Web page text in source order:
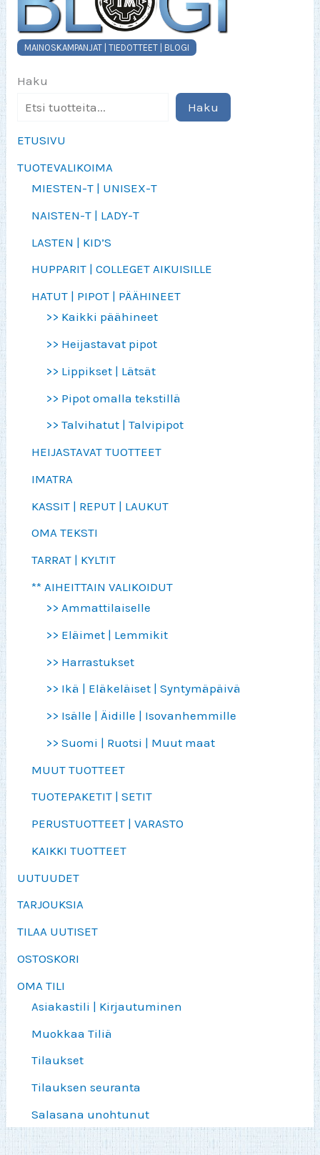
MAINOSKAMPANJAT | TIEDOTTEET | BLOGI
Haku
Haku
ETUSIVU
TUOTEVALIKOIMA
MIESTEN-T | UNISEX-T
NAISTEN-T | LADY-T
LASTEN | KID’S
HUPPARIT | COLLEGET AIKUISILLE
HATUT | PIPOT | PÄÄHINEET
>> Kaikki päähineet
>> Heijastavat pipot
>> Lippikset | Lätsät
>> Pipot omalla tekstillä
>> Talvihatut | Talvipipot
HEIJASTAVAT TUOTTEET
IMATRA
KASSIT | REPUT | LAUKUT
OMA TEKSTI
TARRAT | KYLTIT
** AIHEITTAIN VALIKOIDUT
>> Ammattilaiselle
>> Eläimet | Lemmikit
>> Harrastukset
>> Ikä | Eläkeläiset | Syntymäpäivä
>> Isälle | Äidille | Isovanhemmille
>> Suomi | Ruotsi | Muut maat
MUUT TUOTTEET
TUOTEPAKETIT | SETIT
PERUSTUOTTEET | VARASTO
KAIKKI TUOTTEET
UUTUUDET
TARJOUKSIA
TILAA UUTISET
OSTOSKORI
OMA TILI
Asiakastili | Kirjautuminen
Muokkaa Tiliä
Tilaukset
Tilauksen seuranta
Salasana unohtunut